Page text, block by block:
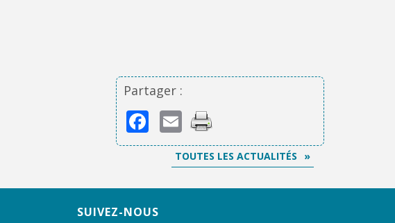
Partager :
Facebook
Email
TOUTES LES ACTUALITÉS
SUIVEZ-NOUS